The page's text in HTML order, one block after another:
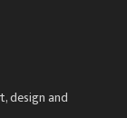
design and